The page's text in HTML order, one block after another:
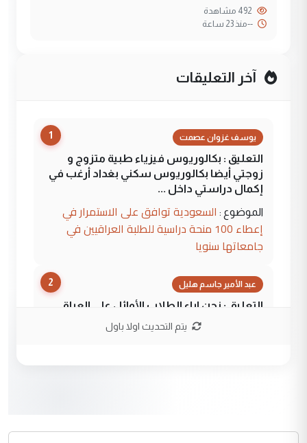
--منذ 23 ساعة
آخر التعليقات
1 يوسف غزوان عصمت
التعليق : بكالوريوس فيزياء طبية متزوج و
زوجتي أيضا بكالوريوس سكني بغداد أرغب في
إكمال دراستي داخل ...
الموضوع : السعودية توافق على الاستمرار في
إعطاء 100 منحة دراسية للطلبة العراقيين في
جامعاتها سنويا
2 عبد الأمير جاسم هليل
التعليق : نحن اباء الطلاب الأوائل على العراق
نتشرف بلقاء السيد احمد الصافي في العتبات
التعليق : قرار مستعجل جدا ولامصلحة فيه
يتم التحديث اولا باول